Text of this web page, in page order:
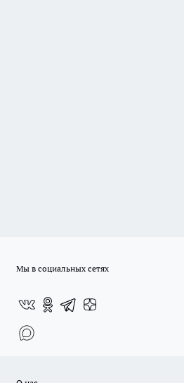
Мы в социальных сетях